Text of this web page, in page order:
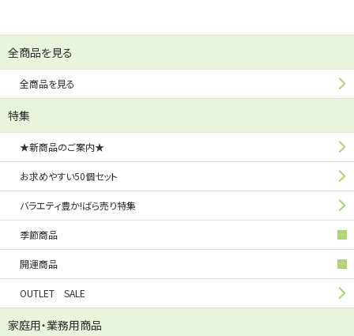
全商品を見る
全商品を見る
特集
★新商品のご案内★
お求めやすい50個セット
バラエティ豊か!ばら売り特集
季節商品
開運商品
OUTLET SALE
家庭用・業務用商品